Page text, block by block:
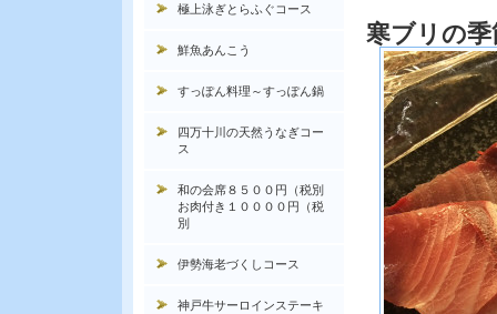
寒ブリの
極上泳ぎとらふぐコース
鮮魚あんこう
すっぽん料理～すっぽん鍋
四万十川の天然うなぎコー
ス
和の会席８５００円（税別
お肉付き１００００円（税
別
伊勢海老づくしコース
神戸牛サーロインステーキ